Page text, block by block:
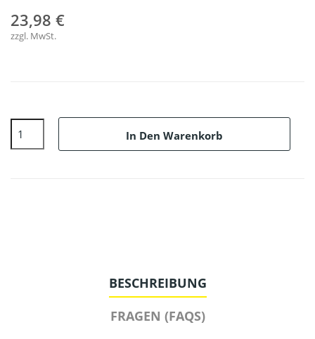
23,98 €
zzgl. MwSt.
In Den Warenkorb
BESCHREIBUNG
FRAGEN (FAQS)